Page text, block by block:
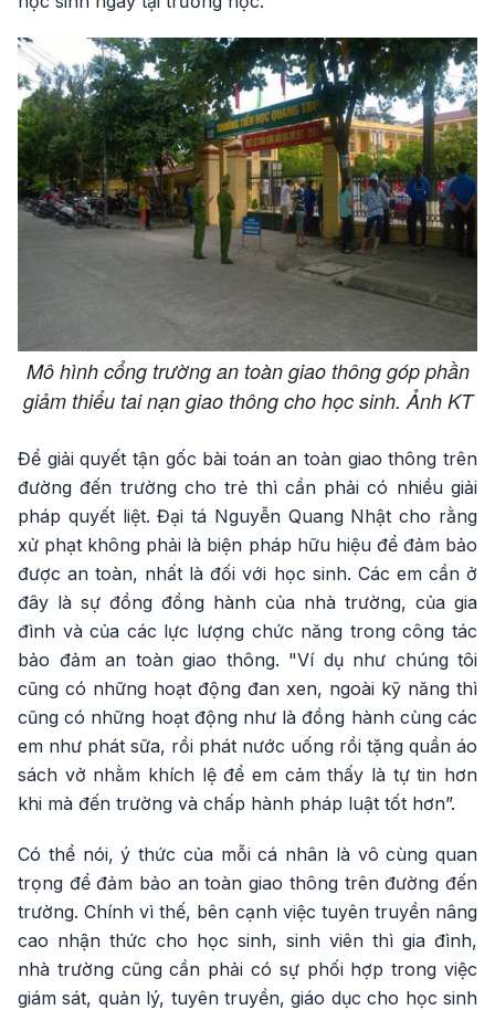
Mô hình cổng trường an toàn giao thông góp phần
giảm thiểu tai nạn giao thông cho học sinh. Ảnh KT
Để giải quyết tận gốc bài toán an toàn giao thông trên
đường đến trường cho trẻ thì cần phải có nhiều giải
pháp quyết liệt. Đại tá Nguyễn Quang Nhật cho rằng
xử phạt không phải là biện pháp hữu hiệu để đảm bảo
được an toàn, nhất là đối với học sinh. Các em cần ở
đây là sự đồng đồng hành của nhà trường, của gia
đình và của các lực lượng chức năng trong công tác
bảo đảm an toàn giao thông. "Ví dụ như chúng tôi
cũng có những hoạt động đan xen, ngoài kỹ năng thì
cũng có những hoạt động như là đồng hành cùng các
em như phát sữa, rồi phát nước uống rồi tặng quần áo
sách vở nhằm khích lệ để em cảm thấy là tự tin hơn
khi mà đến trường và chấp hành pháp luật tốt hơn”.
Có thể nói, ý thức của mỗi cá nhân là vô cùng quan
trọng để đảm bảo an toàn giao thông trên đường đến
trường. Chính vì thế, bên cạnh việc tuyên truyền nâng
cao nhận thức cho học sinh, sinh viên thì gia đình,
nhà trường cũng cần phải có sự phối hợp trong việc
giám sát, quản lý, tuyên truyền, giáo dục cho học sinh